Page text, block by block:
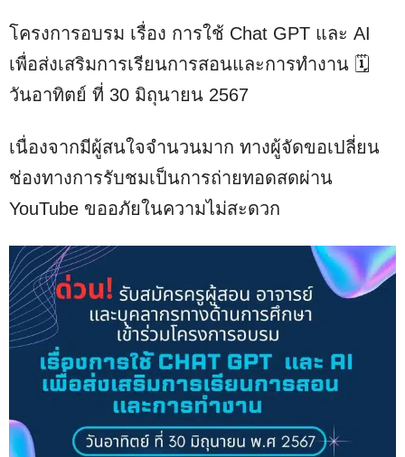
โครงการอบรม เรื่อง การใช้ Chat GPT และ AI
เพื่อส่งเสริมการเรียนการสอนและการทำงาน 🗓️
วันอาทิตย์ ที่ 30 มิถุนายน 2567
เนื่องจากมีผู้สนใจจำนวนมาก ทางผู้จัดขอเปลี่ยน
ช่องทางการรับชมเป็นการถ่ายทอดสดผ่าน
YouTube ขออภัยในความไม่สะดวก